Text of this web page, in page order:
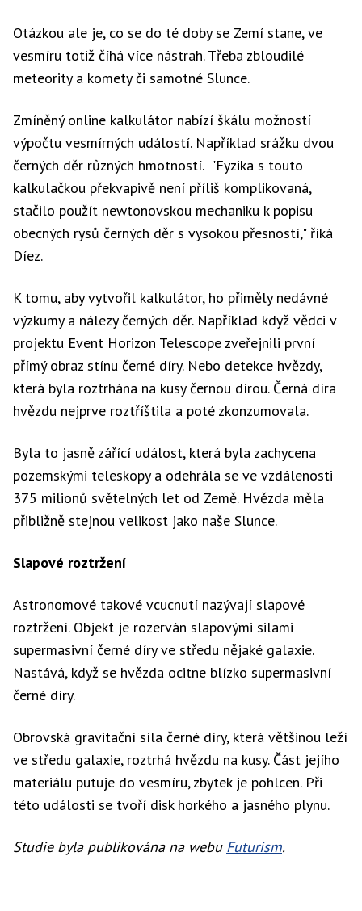
Otázkou ale je, co se do té doby se Zemí stane, ve
vesmíru totiž číhá více nástrah. Třeba zbloudilé
meteority a komety či samotné Slunce.
Zmíněný online kalkulátor nabízí škálu možností
výpočtu vesmírných událostí. Například srážku dvou
černých děr různých hmotností. "Fyzika s touto
kalkulačkou překvapivě není příliš komplikovaná,
stačilo použít newtonovskou mechaniku k popisu
obecných rysů černých děr s vysokou přesností," říká
Díez.
K tomu, aby vytvořil kalkulátor, ho přiměly nedávné
výzkumy a nálezy černých děr. Například když vědci v
projektu Event Horizon Telescope zveřejnili první
přímý obraz stínu černé díry. Nebo detekce hvězdy,
která byla roztrhána na kusy černou dírou. Černá díra
hvězdu nejprve roztříštila a poté zkonzumovala.
Byla to jasně zářící událost, která byla zachycena
pozemskými teleskopy a odehrála se ve vzdálenosti
375 milionů světelných let od Země. Hvězda měla
přibližně stejnou velikost jako naše Slunce.
Slapové roztržení
Astronomové takové vcucnutí nazývají slapové
roztržení. Objekt je rozerván slapovými silami
supermasivní černé díry ve středu nějaké galaxie.
Nastává, když se hvězda ocitne blízko supermasivní
černé díry.
Obrovská gravitační síla černé díry, která většinou leží
ve středu galaxie, roztrhá hvězdu na kusy. Část jejího
materiálu putuje do vesmíru, zbytek je pohlcen. Při
této události se tvoří disk horkého a jasného plynu.
Studie byla publikována na webu Futurism.